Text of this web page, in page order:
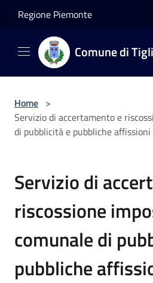
Regione Piemonte
Comune di
Home >
Servizio di accertamento e
di pubblicità e pubbliche affissioni
Servizio di
riscossione
comunale di
pubbliche